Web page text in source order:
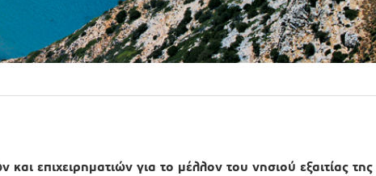
και επιχειρηματιών για το μέλλον του νησιού εξαιτίας της